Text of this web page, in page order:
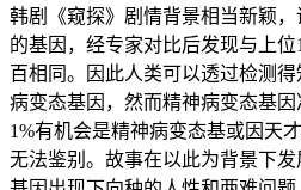
韩剧《窥探》剧情背景相当新颖
的基因，经专家对比后发现与上
百相同。因此人类可以透过检测
病变态基因，然而精神病变态基
1%有机会是精神病变态基或因天
无法鉴别。故事在以此为背景下